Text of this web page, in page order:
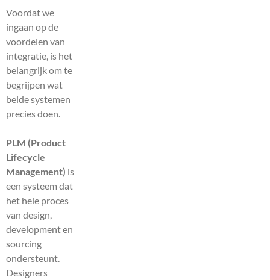
Voordat we
ingaan op de
voordelen van
integratie, is het
belangrijk om te
begrijpen wat
beide systemen
precies doen.
PLM (Product
Lifecycle
Management) is
een systeem dat
het hele proces
van design,
development en
sourcing
ondersteunt.
Designers